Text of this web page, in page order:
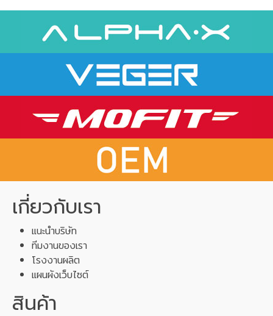
เกี่ยวกับเรา
แนะนำบริษัท
ทีมงานของเรา
โรงงานผลิต
แผนผังเว็บไซต์
สินค้า